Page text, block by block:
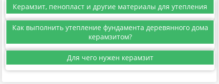
Керамзит, пенопласт и другие материалы для утепления
Как выполнить утепление фундамента деревянного дома
керамзитом?
Для чего нужен керамзит